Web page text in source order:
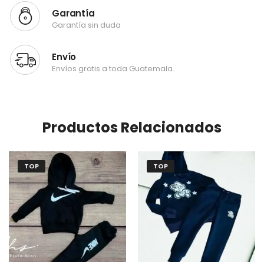
Garantía
Garantía sin duda
Envío
Envíos gratis a toda Guatemala.
Productos Relacionados
TOP TOP